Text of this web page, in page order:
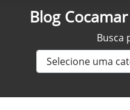
Blog
Busca